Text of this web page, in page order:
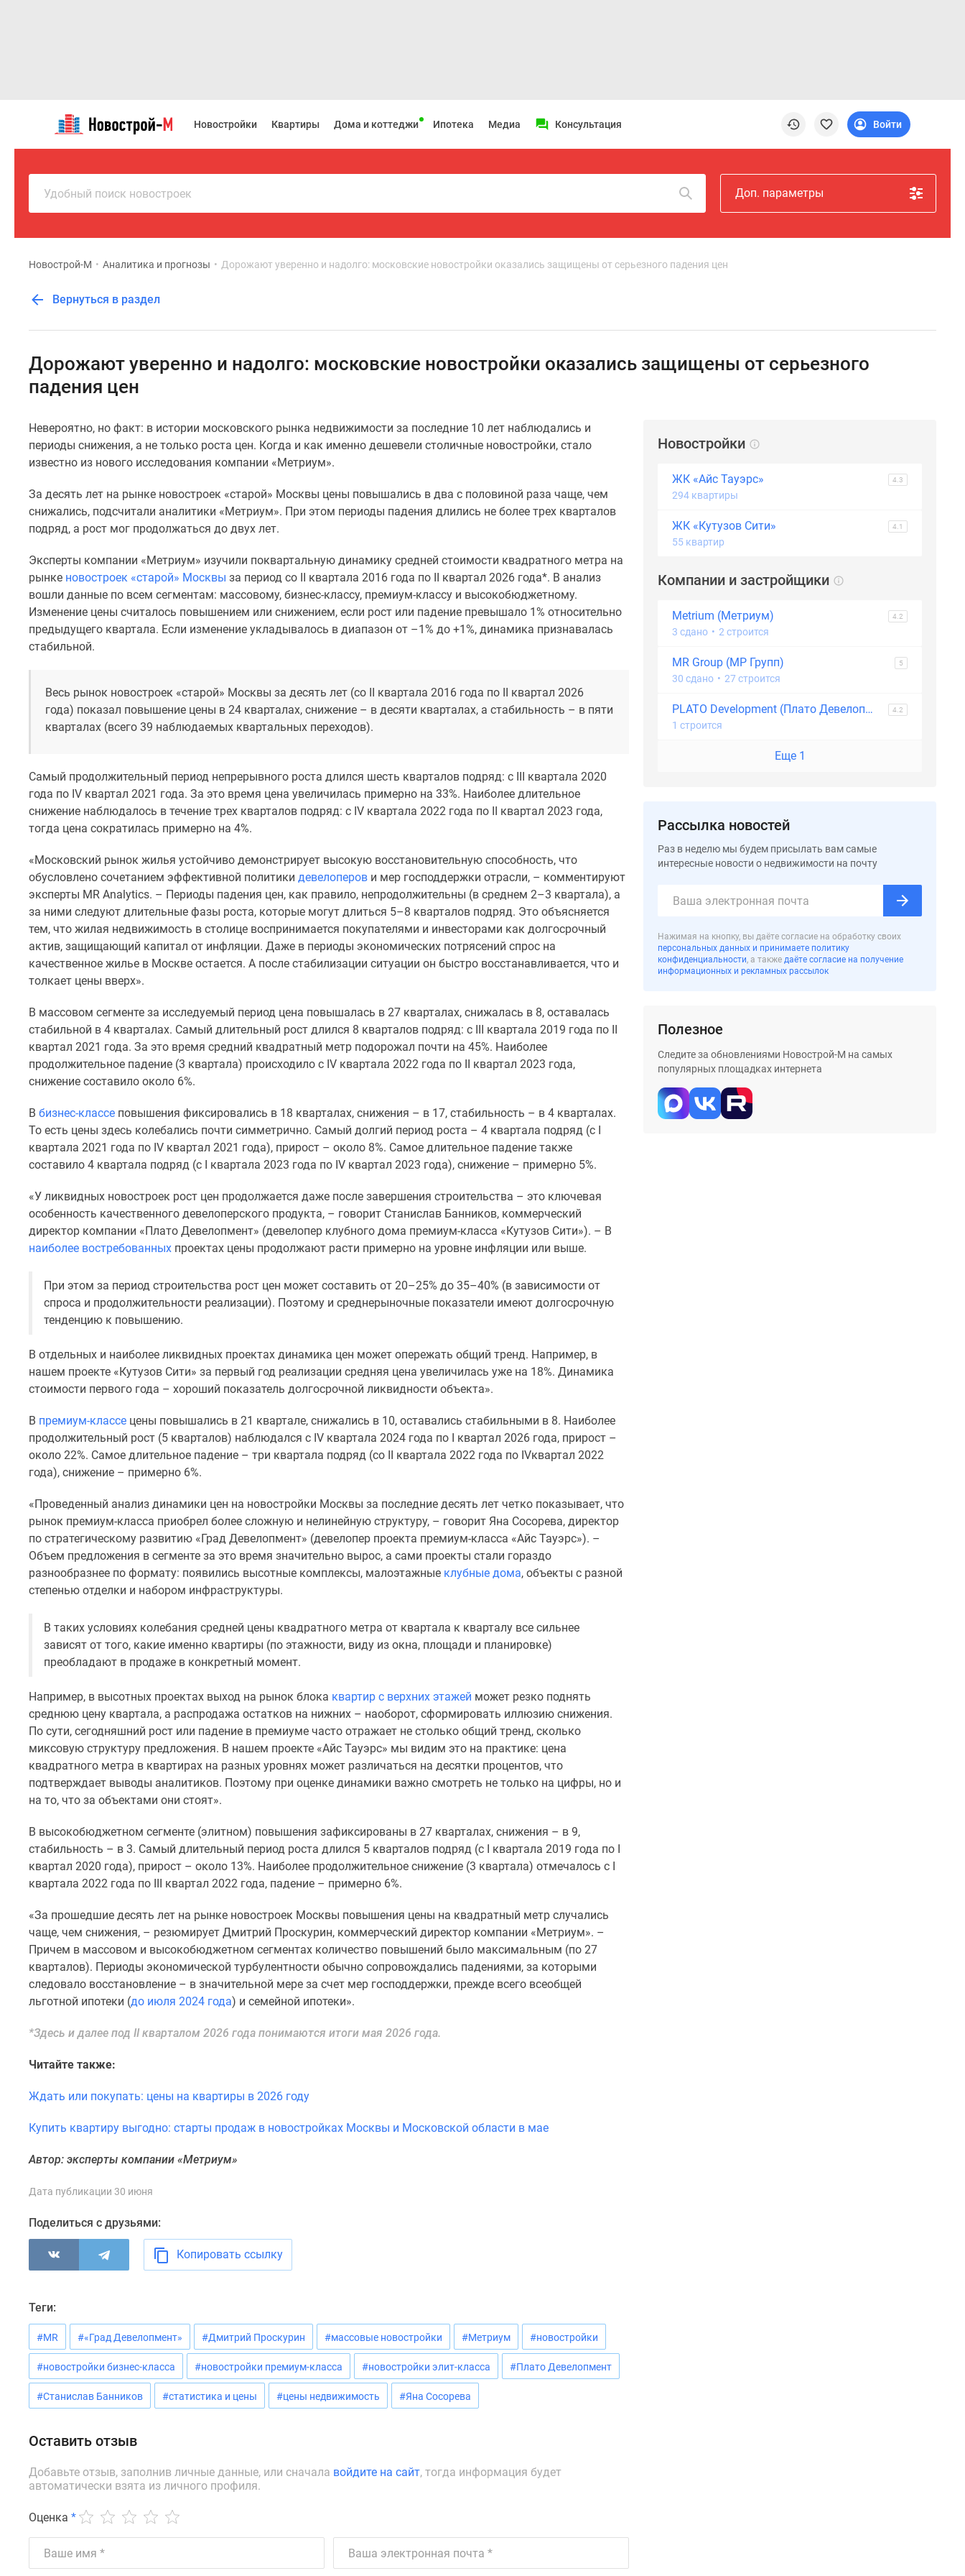
Новостройки
Новостройки
Подмосковья
Москвы
новостройки
помещения
Панорамы
Видеообзор
новостроек
новостроек
Экология
Студии
комнатные
комнатные
Ипотечный
калькулятор
ипотека
ипотека
программы
Новости
Мнение
эксперта
Аналитика
рынка
новостроек
Эксперты
авторы
Реклама
Апартаменты
ипотека
#рассрочка
новостроек
Субсидированная
застройщиком
Москве
Программа
Новостройки
премиум-
класса
Новостройки
бизнес-
Траншевая
Коттеджные
поселки
коттеджные
поселки
коттеджные
поселки
Коттеджные
поселки
Коттеджные
поселки
Бизнес-
Коттеджи
Новостройки Квартиры Дома и коттеджи Ипотека Медиа Консультация Войти
Удобный поиск новостроек Доп. параметры
Новострой-М • Аналитика и прогнозы • Дорожают уверенно и надолго: московские новостройки оказались защищены от серьезного падения цен
Вернуться в раздел
Дорожают уверенно и надолго: московские новостройки оказались защищены от серьезного
падения цен
Невероятно, но факт: в истории московского рынка недвижимости за последние 10 лет наблюдались и
периоды снижения, а не только роста цен. Когда и как именно дешевели столичные новостройки, стало
известно из нового исследования компании «Метриум».
За десять лет на рынке новостроек «старой» Москвы цены повышались в два с половиной раза чаще, чем
снижались, подсчитали аналитики «Метриум». При этом периоды падения длились не более трех кварталов
подряд, а рост мог продолжаться до двух лет.
Эксперты компании «Метриум» изучили поквартальную динамику средней стоимости квадратного метра на
рынке новостроек «старой» Москвы за период со II квартала 2016 года по II квартал 2026 года*. В анализ
вошли данные по всем сегментам: массовому, бизнес-классу, премиум-классу и высокобюджетному.
Изменение цены считалось повышением или снижением, если рост или падение превышало 1% относительно
предыдущего квартала. Если изменение укладывалось в диапазон от –1% до +1%, динамика признавалась
стабильной.
Весь рынок новостроек «старой» Москвы за десять лет (со II квартала 2016 года по II квартал 2026
года) показал повышение цены в 24 кварталах, снижение – в десяти кварталах, а стабильность – в пяти
кварталах (всего 39 наблюдаемых квартальных переходов).
Самый продолжительный период непрерывного роста длился шесть кварталов подряд: с III квартала 2020
года по IV квартал 2021 года. За это время цена увеличилась примерно на 33%. Наиболее длительное
снижение наблюдалось в течение трех кварталов подряд: с IV квартала 2022 года по II квартал 2023 года,
тогда цена сократилась примерно на 4%.
«Московский рынок жилья устойчиво демонстрирует высокую восстановительную способность, что
обусловлено сочетанием эффективной политики девелоперов и мер господдержки отрасли, – комментируют
эксперты MR Analytics. – Периоды падения цен, как правило, непродолжительны (в среднем 2–3 квартала), а
за ними следуют длительные фазы роста, которые могут длиться 5–8 кварталов подряд. Это объясняется
тем, что жилая недвижимость в столице воспринимается покупателями и инвесторами как долгосрочный
актив, защищающий капитал от инфляции. Даже в периоды экономических потрясений спрос на
качественное жилье в Москве остается. А после стабилизации ситуации он быстро восстанавливается, что и
толкает цены вверх».
В массовом сегменте за исследуемый период цена повышалась в 27 кварталах, снижалась в 8, оставалась
стабильной в 4 кварталах. Самый длительный рост длился 8 кварталов подряд: с III квартала 2019 года по II
квартал 2021 года. За это время средний квадратный метр подорожал почти на 45%. Наиболее
продолжительное падение (3 квартала) происходило с IV квартала 2022 года по II квартал 2023 года,
снижение составило около 6%.
В бизнес-классе повышения фиксировались в 18 кварталах, снижения – в 17, стабильность – в 4 кварталах.
То есть цены здесь колебались почти симметрично. Самый долгий период роста – 4 квартала подряд (с I
квартала 2021 года по IV квартал 2021 года), прирост – около 8%. Самое длительное падение также
составило 4 квартала подряд (с I квартала 2023 года по IV квартал 2023 года), снижение – примерно 5%.
«У ликвидных новостроек рост цен продолжается даже после завершения строительства – это ключевая
особенность качественного девелоперского продукта, – говорит Станислав Банников, коммерческий
директор компании «Плато Девелопмент» (девелопер клубного дома премиум-класса «Кутузов Сити»). – В
наиболее востребованных проектах цены продолжают расти примерно на уровне инфляции или выше.
При этом за период строительства рост цен может составить от 20–25% до 35–40% (в зависимости от
спроса и продолжительности реализации). Поэтому и среднерыночные показатели имеют долгосрочную
тенденцию к повышению.
В отдельных и наиболее ликвидных проектах динамика цен может опережать общий тренд. Например, в
нашем проекте «Кутузов Сити» за первый год реализации средняя цена увеличилась уже на 18%. Динамика
стоимости первого года – хороший показатель долгосрочной ликвидности объекта».
В премиум-классе цены повышались в 21 квартале, снижались в 10, оставались стабильными в 8. Наиболее
продолжительный рост (5 кварталов) наблюдался с IV квартала 2024 года по I квартал 2026 года, прирост –
около 22%. Самое длительное падение – три квартала подряд (со II квартала 2022 года по IVквартал 2022
года), снижение – примерно 6%.
«Проведенный анализ динамики цен на новостройки Москвы за последние десять лет четко показывает, что
рынок премиум-класса приобрел более сложную и нелинейную структуру, – говорит Яна Сосорева, директор
по стратегическому развитию «Град Девелопмент» (девелопер проекта премиум-класса «Айс Тауэрс»). –
Объем предложения в сегменте за это время значительно вырос, а сами проекты стали гораздо
разнообразнее по формату: появились высотные комплексы, малоэтажные клубные дома, объекты с разной
степенью отделки и набором инфраструктуры.
В таких условиях колебания средней цены квадратного метра от квартала к кварталу все сильнее
зависят от того, какие именно квартиры (по этажности, виду из окна, площади и планировке)
преобладают в продаже в конкретный момент.
Например, в высотных проектах выход на рынок блока квартир с верхних этажей может резко поднять
среднюю цену квартала, а распродажа остатков на нижних – наоборот, сформировать иллюзию снижения.
По сути, сегодняшний рост или падение в премиуме часто отражает не столько общий тренд, сколько
миксовую структуру предложения. В нашем проекте «Айс Тауэрс» мы видим это на практике: цена
квадратного метра в квартирах на разных уровнях может различаться на десятки процентов, что
подтверждает выводы аналитиков. Поэтому при оценке динамики важно смотреть не только на цифры, но и
на то, что за объектами они стоят».
В высокобюджетном сегменте (элитном) повышения зафиксированы в 27 кварталах, снижения – в 9,
стабильность – в 3. Самый длительный период роста длился 5 кварталов подряд (с I квартала 2019 года по I
квартал 2020 года), прирост – около 13%. Наиболее продолжительное снижение (3 квартала) отмечалось с I
квартала 2022 года по III квартал 2022 года, падение – примерно 6%.
«За прошедшие десять лет на рынке новостроек Москвы повышения цены на квадратный метр случались
чаще, чем снижения, – резюмирует Дмитрий Проскурин, коммерческий директор компании «Метриум». –
Причем в массовом и высокобюджетном сегментах количество повышений было максимальным (по 27
кварталов). Периоды экономической турбулентности обычно сопровождались падениями, за которыми
следовало восстановление – в значительной мере за счет мер господдержки, прежде всего всеобщей
льготной ипотеки (до июля 2024 года) и семейной ипотеки».
*Здесь и далее под II кварталом 2026 года понимаются итоги мая 2026 года.
Читайте также:
Ждать или покупать: цены на квартиры в 2026 году
Купить квартиру выгодно: старты продаж в новостройках Москвы и Московской области в мае
Автор: эксперты компании «Метриум»
Дата публикации 30 июня
Поделиться с друзьями:
Копировать ссылку
Теги:
#MR #«Град Девелопмент» #Дмитрий Проскурин #массовые новостройки #Метриум #новостройки
#новостройки бизнес-класса #новостройки премиум-класса #новостройки элит-класса #Плато Девелопмент
#Станислав Банников #статистика и цены #цены недвижимость #Яна Сосорева
Оставить отзыв
Добавьте отзыв, заполнив личные данные, или сначала войдите на сайт, тогда информация будет
автоматически взята из личного профиля.
Оценка *
Новостройки
ЖК «Айс Тауэрс» 4.3
294 квартиры
ЖК «Кутузов Сити» 4.1
55 квартир
Компании и застройщики
Metrium (Метриум) 4.2
3 сдано • 2 строится
MR Group (МР Групп) 5
30 сдано • 27 строится
PLATO Development (Плато Девелопмент) 4.2
1 строится
Еще 1
Рассылка новостей
Раз в неделю мы будем присылать вам самые
интересные новости о недвижимости на почту
Нажимая на кнопку, вы даёте согласие на обработку своих
персональных данных и принимаете политику
конфиденциальности, а также даёте согласие на получение
информационных и рекламных рассылок
Полезное
Следите за обновлениями Новострой-М на самых
популярных площадках интернета